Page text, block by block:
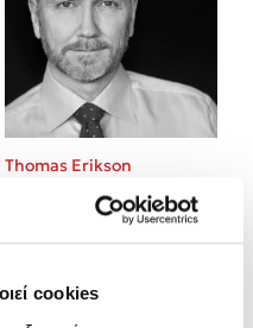
cookies
Thomas Erikson